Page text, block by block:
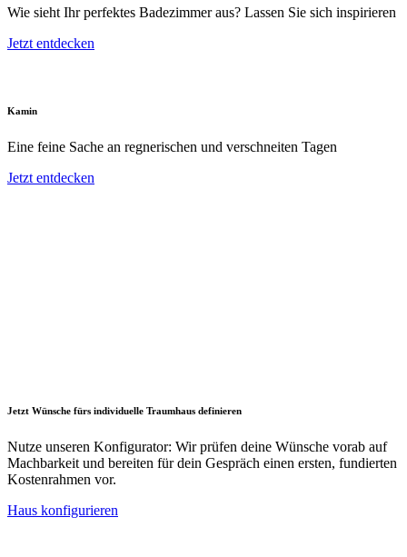
Wie sieht Ihr perfektes Badezimmer aus? Lassen Sie sich inspirieren
Jetzt entdecken
Kamin
Eine feine Sache an regnerischen und verschneiten Tagen
Jetzt entdecken
Jetzt Wünsche fürs individuelle Traumhaus definieren
Nutze unseren Konfigurator: Wir prüfen deine Wünsche vorab auf
Machbarkeit und bereiten für dein Gespräch einen ersten, fundierten
Kostenrahmen vor.
Haus konfigurieren